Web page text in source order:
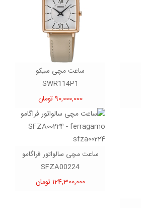
ساعت مچی سیکو
SWR114P1
90,000,000 تومان
ساعت مچی سالواتور فراگامو
SFZA00224
124,300,000 تومان